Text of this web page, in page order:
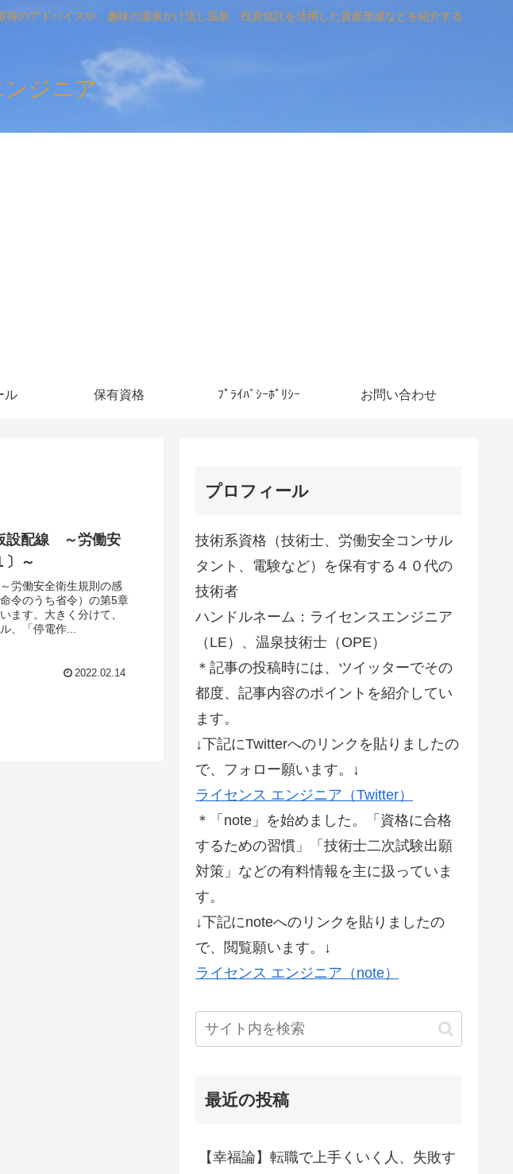
のアドバイスや、趣味の源泉かけ流し温泉、投資信託を活用した資産形成などを紹介する
ンジニア
ル 保有資格 ﾌﾟﾗｲﾊﾞｼｰﾎﾟﾘｼｰ お問い合わせ
設配線 ～労働安
〕～
労働安全衛生規則の感
令のうち省令）の第5章
ます。大きく分けて、
、「停電作...
2022.02.14
プロフィール
技術系資格（技術士、労働安全コンサル
タント、電験など）を保有する４０代の
技術者
ハンドルネーム：ライセンスエンジニア
（LE）、温泉技術士（OPE）
＊記事の投稿時には、ツイッターでその
都度、記事内容のポイントを紹介してい
ます。
↓下記にTwitterへのリンクを貼りましたの
で、フォロー願います。↓
ライセンス エンジニア（Twitter）
＊「note」を始めました。「資格に合格
するための習慣」「技術士二次試験出願
対策」などの有料情報を主に扱っていま
す。
↓下記にnoteへのリンクを貼りましたの
で、閲覧願います。↓
ライセンス エンジニア（note）
最近の投稿
【幸福論】転職で上手くいく人、失敗す